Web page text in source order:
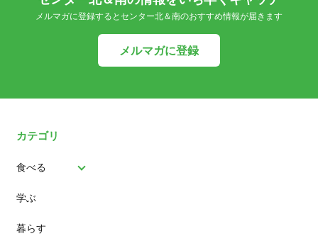
メルマガに登録するとセンター北＆南のおすすめ情報が届きます
メルマガに登録
カテゴリ
食べる
パン
スイーツ
学ぶ
暮らす